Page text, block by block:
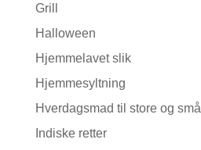
Grill
Halloween
Hjemmelavet slik
Hjemmesyltning
Hverdagsmad til store og små
Indiske retter